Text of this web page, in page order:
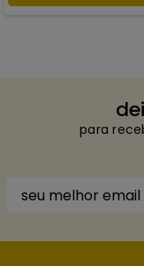
para